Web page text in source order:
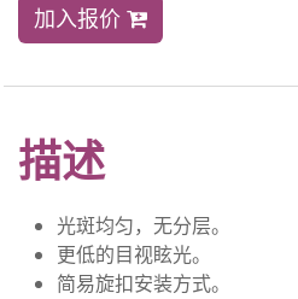
加入报价
描述
光斑均匀，无分层。
更低的目视眩光。
简易旋扣安装方式。